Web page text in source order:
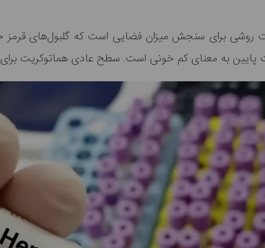
پایین به معنای کم خونی است. سطح عادی هماتوکریت برای